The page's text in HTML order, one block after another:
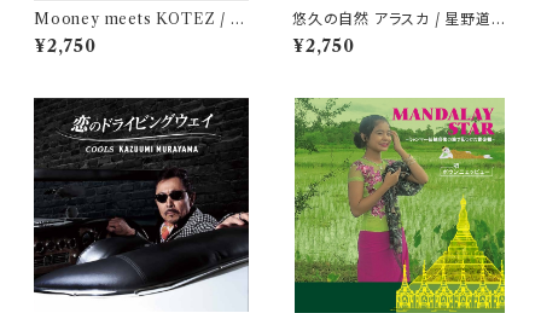
Mooney meets KOTEZ / M
ooney & KOTEZ
¥2,750
悠久の自然 アラスカ / 星野道夫
× 磯部弘
¥2,750